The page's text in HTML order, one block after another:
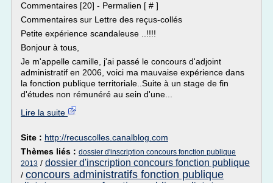
Commentaires [20] - Permalien [ # ]
Commentaires sur Lettre des reçus-collés
Petite expérience scandaleuse ..!!!!
Bonjour à tous,
Je m'appelle camille, j'ai passé le concours d'adjoint
administratif en 2006, voici ma mauvaise expérience dans
la fonction publique territoriale..Suite à un stage de fin
d'études non rémunéré au sein d'une...
Lire la suite
Site : http://recuscolles.canalblog.com
Thèmes liés : dossier d'inscription concours fonction publique
2013 / dossier d'inscription concours fonction publique
/ concours administratifs fonction publique